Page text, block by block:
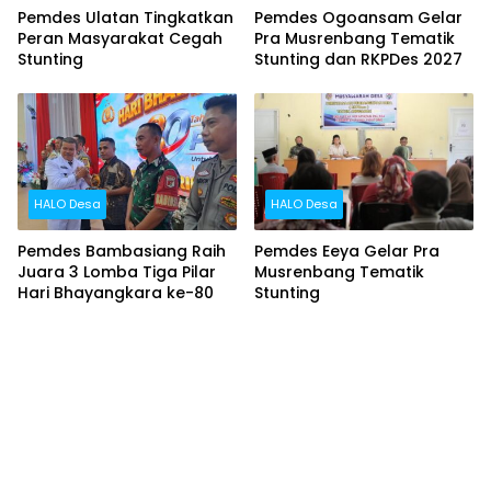
Pemdes Ulatan Tingkatkan
Peran Masyarakat Cegah
Stunting
Pemdes Ogoansam Gelar
Pra Musrenbang Tematik
Stunting dan RKPDes 2027
HALO Desa
Pemdes Bambasiang Raih
Juara 3 Lomba Tiga Pilar
Hari Bhayangkara ke-80
HALO Desa
Pemdes Eeya Gelar Pra
Musrenbang Tematik
Stunting